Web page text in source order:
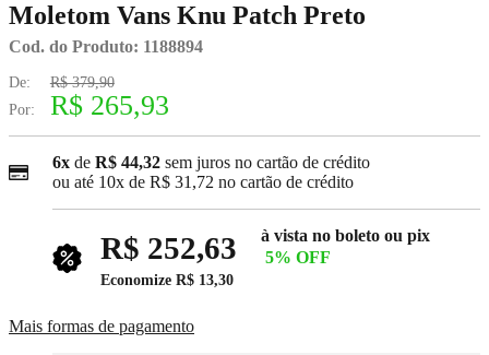
Moletom Vans Knu Patch Preto
Cod. do Produto: 1188894
De:
R$ 379,90
Por:
R$ 265,93
6x de R$ 44,32 sem juros no cartão de crédito
ou até 10x de R$ 31,72 no cartão de crédito
R$ 252,63
à vista no boleto ou pix
5% OFF
Economize R$ 13,30
Mais formas de pagamento